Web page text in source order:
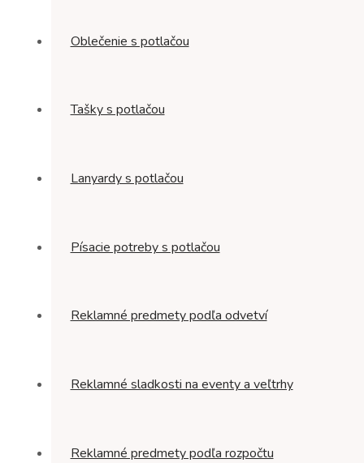
Oblečenie s potlačou
Tašky s potlačou
Lanyardy s potlačou
Písacie potreby s potlačou
Reklamné predmety podľa odvetví
Reklamné sladkosti na eventy a veľtrhy
Reklamné predmety podľa rozpočtu